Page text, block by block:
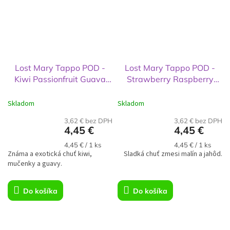
Lost Mary Tappo POD -
Kiwi Passionfruit Guava
Skladom
3,62 € bez DPH
4,45 €
Jednotková
cena:
4,45 € / 1 ks
Do košíka
Známa a exotická chuť kiwi,
mučenky a guavy.
Lost Mary Tappo POD -
Strawberry Raspberry
Skladom
3,62 € bez DPH
4,45 €
Jednotková
cena:
4,45 € / 1 ks
Do košíka
Sladká chuť zmesi malín a jahôd.